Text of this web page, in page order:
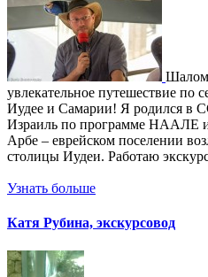
увлекательное путешествие по
Иудее и Самарии! Я родился в
Израиль по программе НААЛЕ и
Арбе – еврейском поселении
столицы Иудеи. Работаю
Узнать больше
Катя Рубина, экскурсовод